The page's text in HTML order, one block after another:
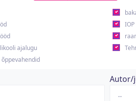
IOP
ajalugu
Autor/